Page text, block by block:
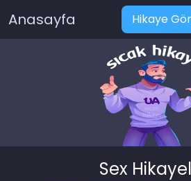
Anasayfa Hikaye
Sex